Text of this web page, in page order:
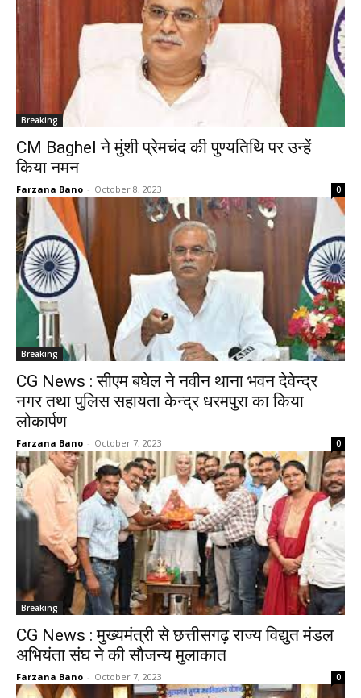
Breaking
CM Baghel ने मुंशी प्रेमचंद की पुण्यतिथि पर उन्हें
किया नमन
Farzana Bano - October 8, 2023 0
Breaking
CG News : सीएम बघेल ने नवीन थाना भवन देवेन्द्र
नगर तथा पुलिस सहायता केन्द्र धरमपुरा का किया
लोकार्पण
Farzana Bano - October 7, 2023 0
Breaking
CG News : मुख्यमंत्री से छत्तीसगढ़ राज्य विद्युत मंडल
अभियंता संघ ने की सौजन्य मुलाकात
Farzana Bano - October 7, 2023 0